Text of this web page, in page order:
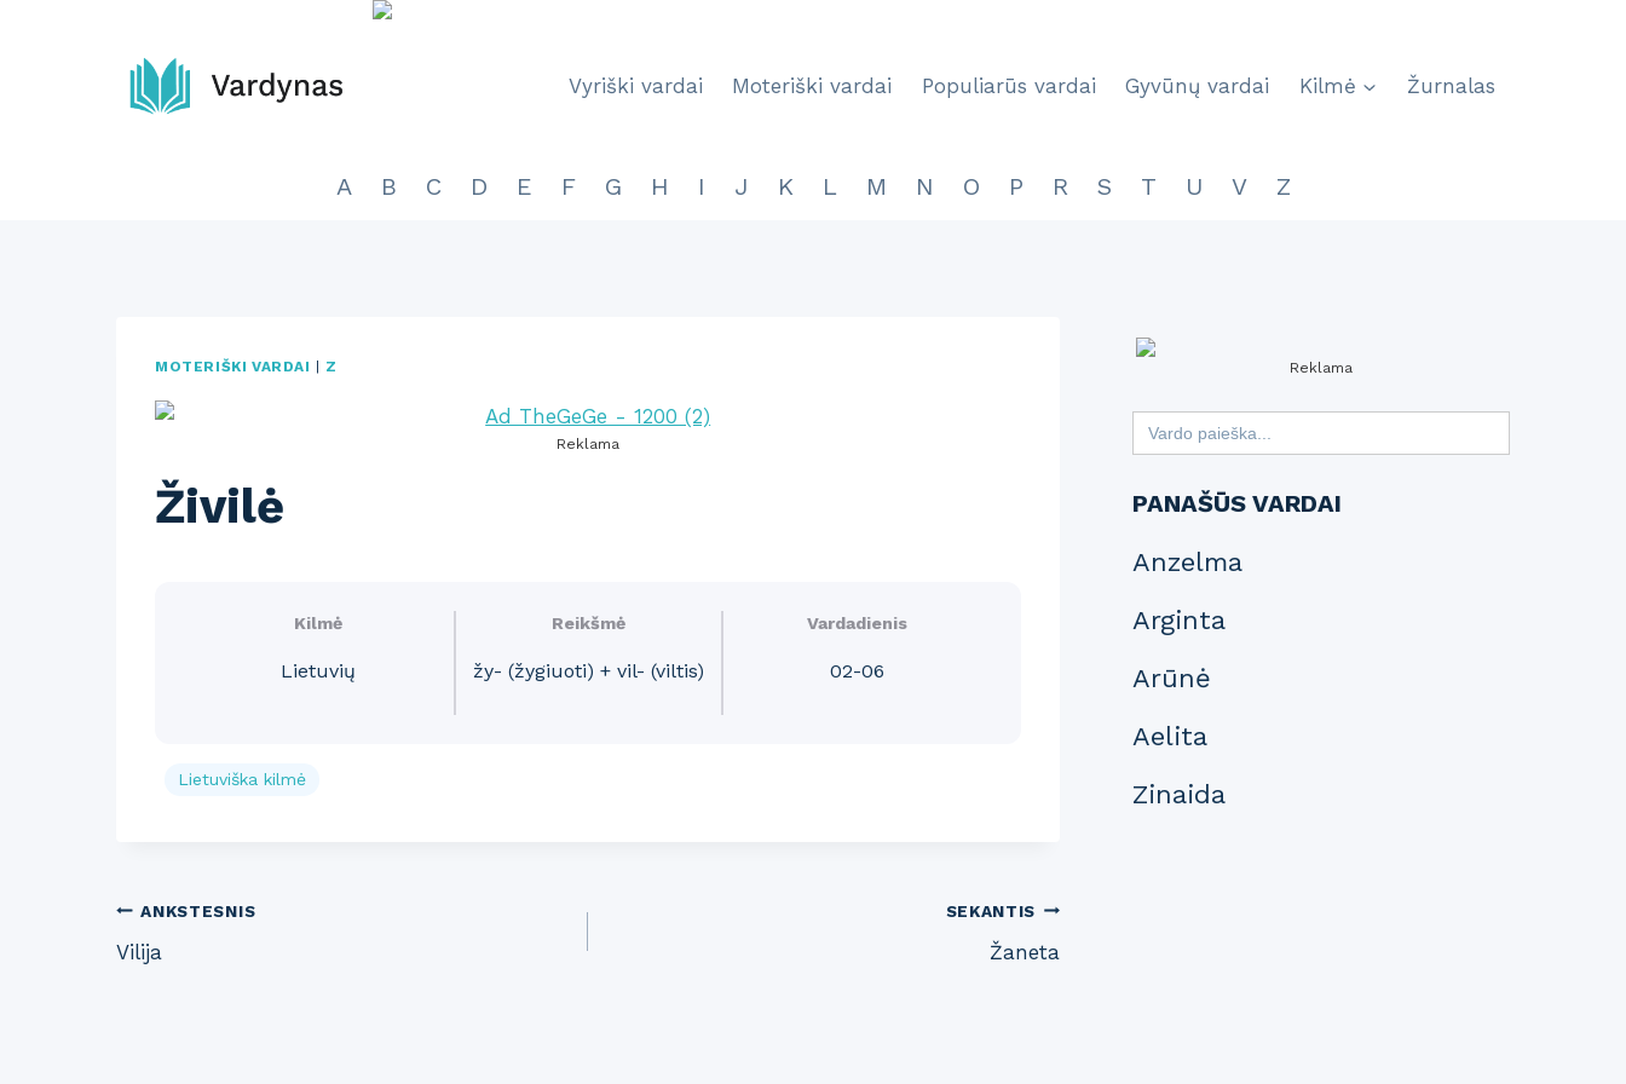
Vyriški vardai Moteriški vardai Populiarūs vardai Gyvūnų vardai Kilmė Žurnalas
A B C D E F G H I J K L M N O P R S T U V Z
MOTERIŠKI VARDAI Z
Reklama
Živilė
Kilmė
Lietuvių
Reikšmė
žy- (žygiuoti) + vil- (viltis)
Vardadienis
02-06
Lietuviška kilmė
Post
navigation
ANKSTESNIS
Vilija
SEKANTIS
Žaneta
Reklama
Search
for:
PANAŠŪS VARDAI
Anzelma
Arginta
Arūnė
Aelita
Zinaida